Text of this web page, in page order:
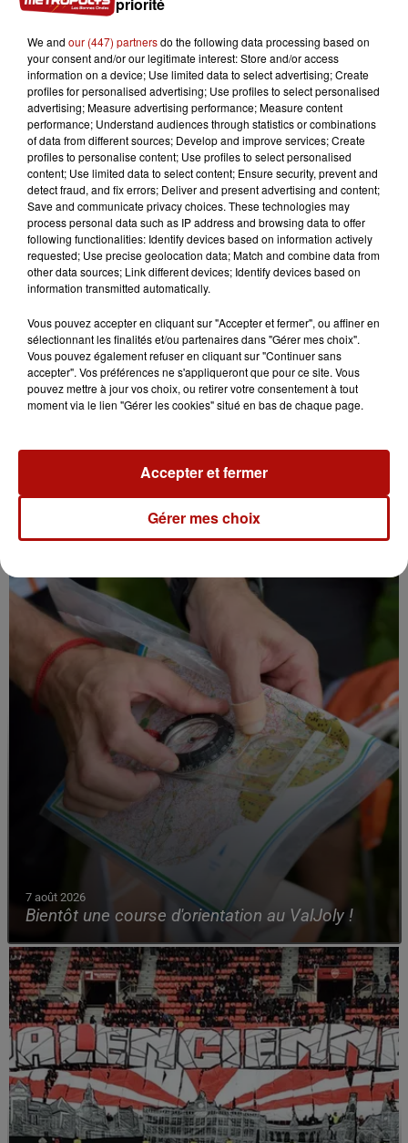
7 août 2026
La forêt de Mormal inaccessible jusqu'en 2027
Le Jardin des plantes veut devenir Jardin
7 août 2026
Bientôt une course d'orientation au ValJoly !
We and our (447) partnersdo the following data processing based on
your consent and/or our legitimate interest: Store and/or access
information on a device; Use limited data to select advertising; Create
profiles for personalised advertising; Use profiles to select personalised
advertising; Measure advertising performance; Measure content
performance; Understand audiences through statistics or combinations
of data from different sources; Develop and improve services; Create
profiles to personalise content; Use profiles to select personalised
content; Use limited data to select content; Ensure security, prevent and
detect fraud, and fix errors; Deliver and present advertising and content;
Save and communicate privacy choices. These technologies may
process personal data such as IP address and browsing data to offer
following functionalities: Identify devices based on information actively
requested; Use precise geolocation data; Match and combine data from
other data sources; Link different devices; Identify devices based on
information transmitted automatically.
Vous pouvez accepter en cliquant sur "Accepter et fermer", ou affiner en
sélectionnant les finalités et/ou partenaires dans "Gérer mes choix".
Vous pouvez également refuser en cliquant sur "Continuer sans
accepter". Vos préférences ne s'appliqueront que pour ce site. Vous
pouvez mettre à jour vos choix, ou retirer votre consentement à tout
moment via le lien "Gérer les cookies" situé en bas de chaque page.
Gérer mes choix
Accepter et fermer